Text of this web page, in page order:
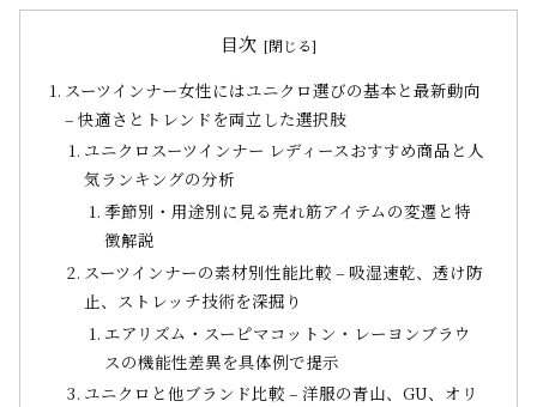
目次
スーツインナー女性にはユニクロ選びの基本と最新動向
– 快適さとトレンドを両立した選択肢
ユニクロスーツインナー レディースおすすめ商品と人
気ランキングの分析
季節別・用途別に見る売れ筋アイテムの変遷と特
徴解説
スーツインナーの素材別性能比較 – 吸湿速乾、透け防
止、ストレッチ技術を深掘り
エアリズム・スーピマコットン・レーヨンブラウ
スの機能性差異を具体例で提示
ユニクロと他ブランド比較 – 洋服の青山、GU、オリ